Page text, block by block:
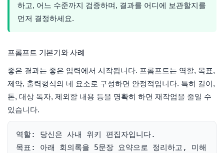
하고, 어느 수준까지 검증하며, 결과를 어디에 보관할지를
먼저 결정하세요.
프롬프트 기본기와 사례
좋은 결과는 좋은 입력에서 시작됩니다. 프롬프트는 역할, 목표,
제약, 출력형식의 네 요소로 구성하면 안정적입니다. 특히 길이,
톤, 대상 독자, 제외할 내용 등을 명확히 하면 재작업을 줄일 수
있습니다.
역할: 당신은 사내 위키 편집자입니다.
목표: 아래 회의록을 5문장 요약으로 정리하고, 미해